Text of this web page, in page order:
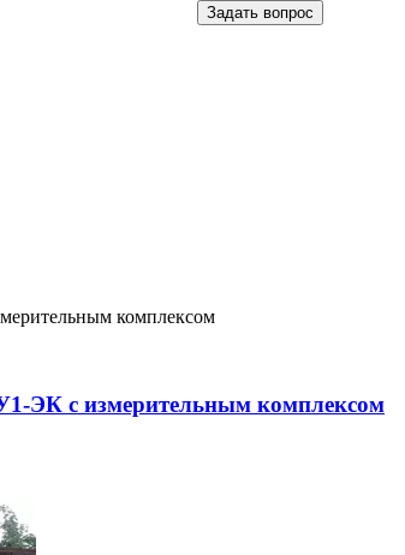
ЭК с измерительным комплексом